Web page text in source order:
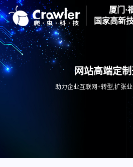
厦门·
国家高新
网站高端定
助力企业互联网+转型,扩张